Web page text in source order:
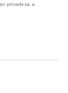
privadesa a